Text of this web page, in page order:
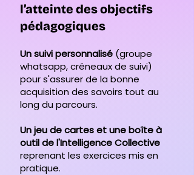
l’atteinte des objectifs
pédagogiques
Un suivi personnalisé (groupe
whatsapp, créneaux de suivi)
pour s'assurer de la bonne
acquisition des savoirs tout au
long du parcours.
Un jeu de cartes et une boîte à
outil de l'Intelligence Collective
reprenant les exercices mis en
pratique.